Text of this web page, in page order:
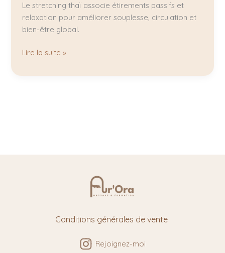
Le stretching thaï associe étirements passifs et
relaxation pour améliorer souplesse, circulation et
bien-être global.
Lire la suite »
Conditions générales de vente
Rejoignez-moi